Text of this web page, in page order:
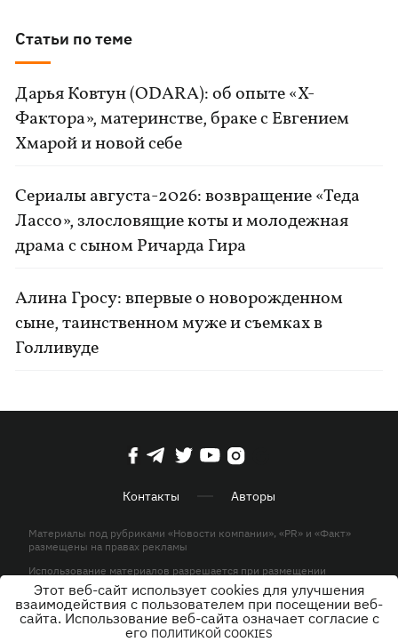
Статьи по теме
Дарья Ковтун (ODARA): об опыте «Х-
Фактора», материнстве, браке с Евгением
Хмарой и новой себе
Сериалы августа-2026: возвращение «Теда
Лассо», злословящие коты и молодежная
драма с сыном Ричарда Гира
Алина Гросу: впервые о новорожденном
сыне, таинственном муже и съемках в
Голливуде
Контакты Авторы
Материалы под рубриками «Новости компании», «PR» и «Факт»
размещены на правах рекламы
Использование материалов разрешается при размещении
активной гиперссылки на KP.UA в первом абзаце.
© ООО «ЮЛАВ МЕДИА»,2026. Все права защищены.
Этот веб-сайт использует cookies для улучшения
взаимодействия с пользователем при посещении веб-
сайта. Использование веб-сайта означает согласие с
его ПОЛИТИКОЙ COOKIES